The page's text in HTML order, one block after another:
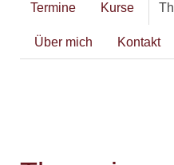
Termine Kurse
Über mich Kontakt